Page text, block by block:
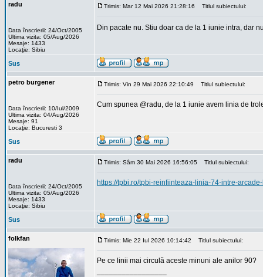
radu
Data înscrierii: 24/Oct/2005
Ultima vizita: 05/Aug/2026
Mesaje: 1433
Locaţie: Sibiu
Trimis: Mar 12 Mai 2026 21:28:16 Titlul subiectului:
Din pacate nu. Stiu doar ca de la 1 iunie intra, dar
Sus
petro burgener
Data înscrierii: 10/Iul/2009
Ultima vizita: 04/Aug/2026
Mesaje: 91
Locaţie: Bucuresti 3
Trimis: Vin 29 Mai 2026 22:10:49 Titlul subiectului:
Cum spunea @radu, de la 1 iunie avem linia de
Sus
radu
Data înscrierii: 24/Oct/2005
Ultima vizita: 05/Aug/2026
Mesaje: 1433
Locaţie: Sibiu
Trimis: Sâm 30 Mai 2026 16:56:05 Titlul subiectului:
https://tpbi.ro/tpbi-reinfiinteaza-linia-74-intre-
Sus
folkfan Trimis: Mie 22 Iul 2026 10:14:42 Titlul subiectului:
Pe ce linii mai circulă aceste minuni ale anilor 90?